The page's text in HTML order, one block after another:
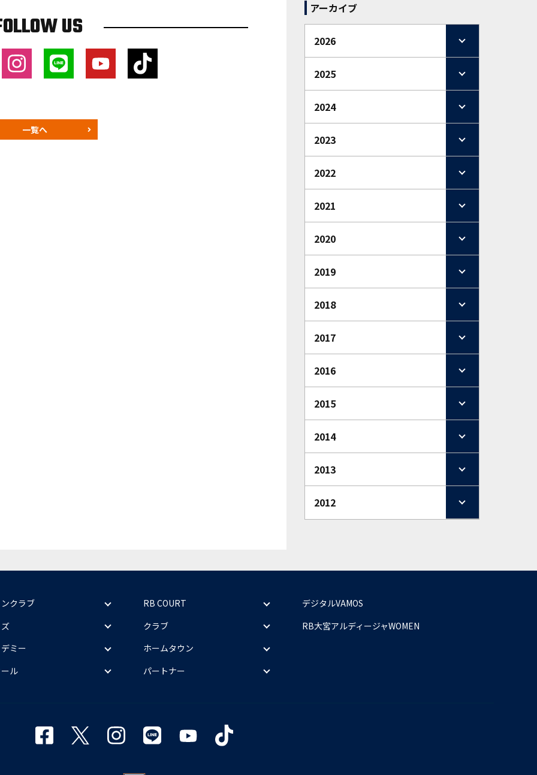
US
一覧へ
アーカイブ
2026
2025
2024
2023
2022
2021
2020
2019
2018
2017
2016
2015
2014
2013
2012
クラブ
ミー
ル
RB COURT
クラブ
ホームタウン
パートナー
デジタルVAMOS
RB大宮アルディージャWOMEN